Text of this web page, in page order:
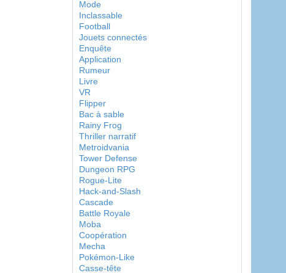
Mode
Inclassable
Football
Jouets connectés
Enquête
Application
Rumeur
Livre
VR
Flipper
Bac à sable
Rainy Frog
Thriller narratif
Metroidvania
Tower Defense
Dungeon RPG
Rogue-Lite
Hack-and-Slash
Cascade
Battle Royale
Moba
Coopération
Mecha
Pokémon-Like
Casse-tête